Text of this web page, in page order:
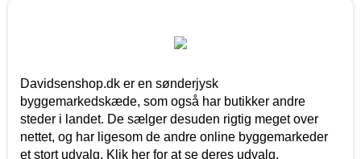
Davidsenshop.dk er en sønderjysk
byggemarkedskæde, som også har butikker andre
steder i landet. De sælger desuden rigtig meget over
nettet, og har ligesom de andre online byggemarkeder
et stort udvalg. Klik her for at se deres udvalg.